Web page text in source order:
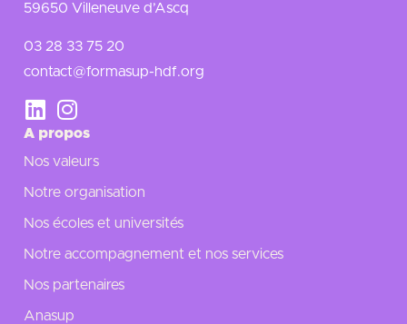
59650 Villeneuve d’Ascq
03 28 33 75 20
contact@formasup-hdf.org
A propos
Nos valeurs
Notre organisation
Nos écoles et universités
Notre accompagnement et nos services
Nos partenaires
Anasup